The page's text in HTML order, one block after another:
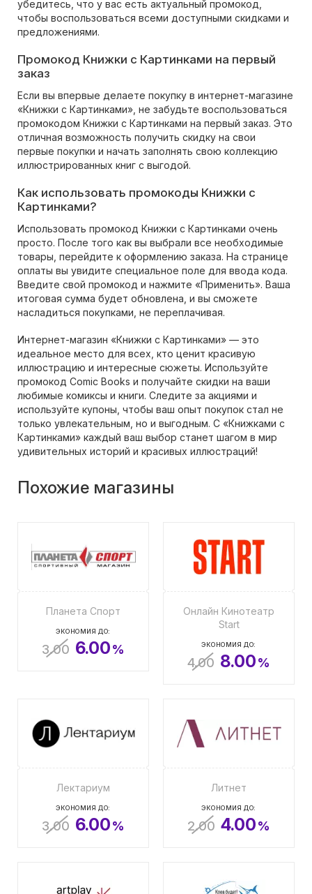
убедитесь, что у вас есть актуальный промокод,
чтобы воспользоваться всеми доступными скидками и
предложениями.
Промокод Книжки с Картинками на первый
заказ
Если вы впервые делаете покупку в интернет-магазине
«Книжки с Картинками», не забудьте воспользоваться
промокодом Книжки с Картинками на первый заказ. Это
отличная возможность получить скидку на свои
первые покупки и начать заполнять свою коллекцию
иллюстрированных книг с выгодой.
Как использовать промокоды Книжки с
Картинками?
Использовать промокод Книжки с Картинками очень
просто. После того как вы выбрали все необходимые
товары, перейдите к оформлению заказа. На странице
оплаты вы увидите специальное поле для ввода кода.
Введите свой промокод и нажмите «Применить». Ваша
итоговая сумма будет обновлена, и вы сможете
насладиться покупками, не переплачивая.
Интернет-магазин «Книжки с Картинками» — это
идеальное место для всех, кто ценит красивую
иллюстрацию и интересные сюжеты. Используйте
промокод Comic Books и получайте скидки на ваши
любимые комиксы и книги. Следите за акциями и
используйте купоны, чтобы ваш опыт покупок стал не
только увлекательным, но и выгодным. С «Книжками с
Картинками» каждый ваш выбор станет шагом в мир
удивительных историй и красивых иллюстраций!
Похожие магазины
Планета Спорт
ЭКОНОМИЯ ДО:
3.00 6.00%
Онлайн Кинотеатр
Start
ЭКОНОМИЯ ДО:
4.00 8.00%
Лектариум
ЭКОНОМИЯ ДО:
3.00 6.00%
Литнет
ЭКОНОМИЯ ДО:
2.00 4.00%